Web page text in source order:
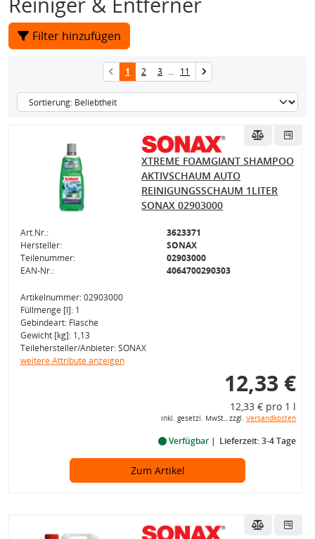
Filter hinzufügen
1 2 3 ... 11
XTREME FOAMGIANT SHAMPOO
AKTIVSCHAUM AUTO
REINIGUNGSSCHAUM 1LITER
SONAX 02903000
Art.Nr.:
3623371
Hersteller:
SONAX
Teilenummer:
02903000
EAN-Nr.:
4064700290303
Artikelnummer: 02903000
Füllmenge [l]: 1
Gebindeart: Flasche
Gewicht [kg]: 1,13
Teilehersteller/Anbieter: SONAX
weitere Attribute anzeigen
12,33 €
12,33 € pro 1 l
inkl. gesetzl. MwSt., zzgl. Versandkosten
Verfügbar Lieferzeit: 3-4 Tage
Zum Artikel